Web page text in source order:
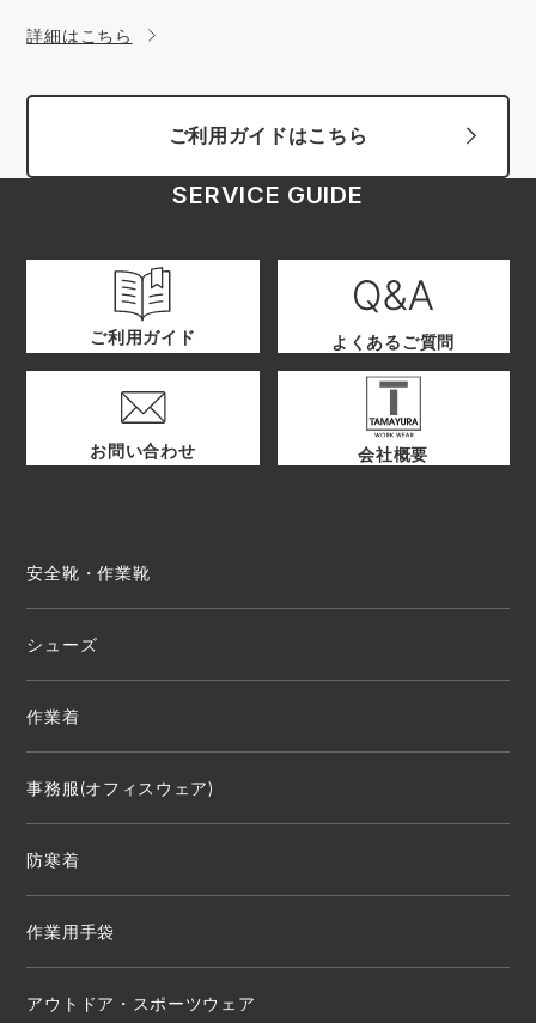
詳細はこちら
ご利用ガイドはこちら
SERVICE GUIDE
ご利用ガイド よくあるご質問
お問い合わせ 会社概要
安全靴・作業靴
シューズ
作業着
事務服(オフィスウェア)
防寒着
作業用手袋
アウトドア・スポーツウェア